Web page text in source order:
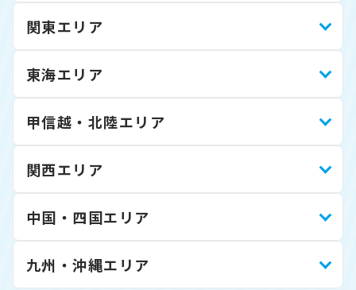
関東エリア
東海エリア
甲信越・北陸エリア
関西エリア
中国・四国エリア
九州・沖縄エリア